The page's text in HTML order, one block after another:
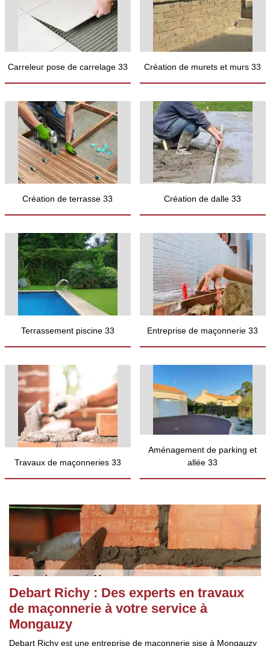
Carreleur pose de carrelage 33 Création de murets et murs 33
Création de terrasse 33 Création de dalle 33
Terrassement piscine 33 Entreprise de maçonnerie 33
Travaux de maçonneries 33
Aménagement de parking et
allée 33
Debart Richy : Des experts en travaux
de maçonnerie à votre service à
Mongauzy
Debart Richy est une entreprise de maçonnerie sise à Mongauzy